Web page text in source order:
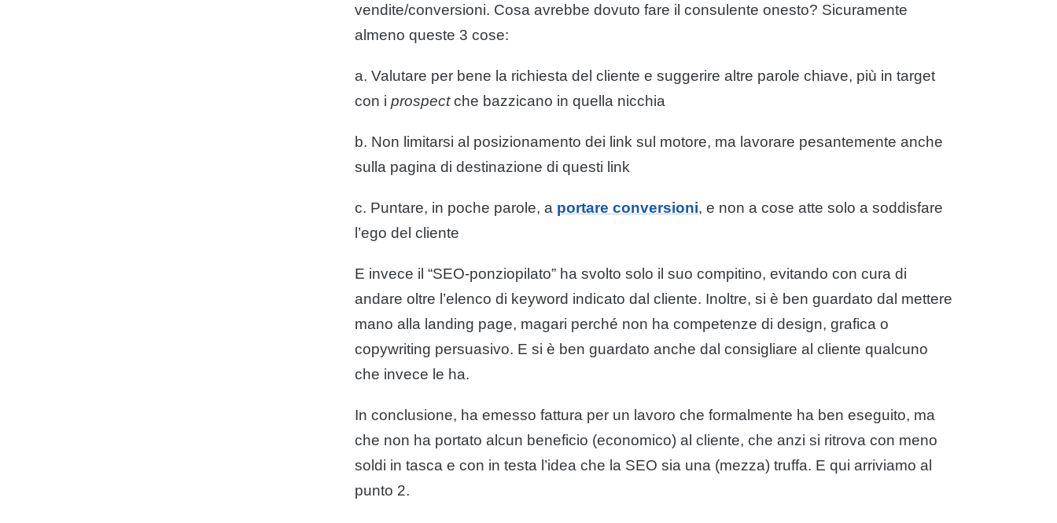
vendite/conversioni. Cosa avrebbe dovuto fare il consulente onesto? Sicuramente
almeno queste 3 cose:
a. Valutare per bene la richiesta del cliente e suggerire altre parole chiave, più in target
con i prospectche bazzicano in quella nicchia
b. Non limitarsi al posizionamento dei link sul motore, ma lavorare pesantemente anche
sulla pagina di destinazione di questi link
c. Puntare, in poche parole, a portare conversioni, e non a cose atte solo a soddisfare
l’ego del cliente
E invece il “SEO-ponziopilato” ha svolto solo il suo compitino, evitando con cura di
andare oltre l’elenco di keyword indicato dal cliente. Inoltre, si è ben guardato dal mettere
mano alla landing page, magari perché non ha competenze di design, grafica o
copywriting persuasivo. E si è ben guardato anche dal consigliare al cliente qualcuno
che invece le ha.
In conclusione, ha emesso fattura per un lavoro che formalmente ha ben eseguito, ma
che non ha portato alcun beneficio (economico) al cliente, che anzi si ritrova con meno
soldi in tasca e con in testa l’idea che la SEO sia una (mezza) truffa. E qui arriviamo al
punto 2.